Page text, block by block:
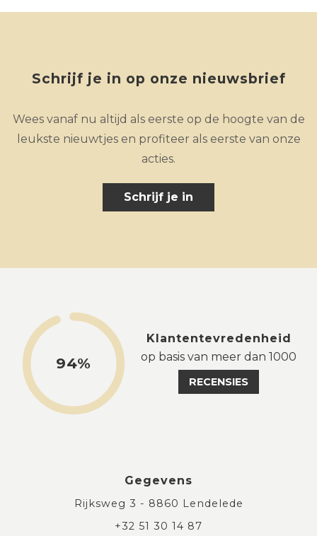
Schrijf je in op onze nieuwsbrief
Wees vanaf nu altijd als eerste op de hoogte van de
leukste nieuwtjes en profiteer als eerste van onze
acties.
Schrijf je in
94%
Klantentevredenheid
op basis van meer dan 1000
RECENSIES
Gegevens
Rijksweg 3 - 8860 Lendelede
+32 51 30 14 87